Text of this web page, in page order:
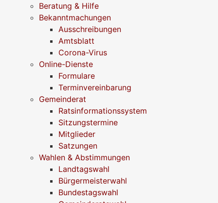
Beratung & Hilfe
Bekanntmachungen
Ausschreibungen
Amtsblatt
Corona-Virus
Online-Dienste
Formulare
Terminvereinbarung
Gemeinderat
Ratsinformationssystem
Sitzungstermine
Mitglieder
Satzungen
Wahlen & Abstimmungen
Landtagswahl
Bürgermeisterwahl
Bundestagswahl